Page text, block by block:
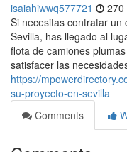
isaiahiwwq577721 270
Si necesitas contratar
Sevilla, has llegado al
flota de camiones
satisfacer las
https://
su-proyecto-en-sevilla
Comments